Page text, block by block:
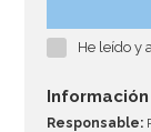
Set de 21
He leído y
Responsable: